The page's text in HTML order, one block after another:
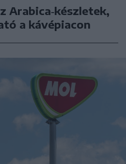
Arabica‑készletek,
a kávépiacon